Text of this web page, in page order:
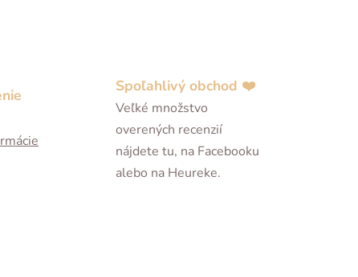
Spoľahlivý obchod ❤️
Veľké množstvo
overených recenzií
nájdete tu, na Facebooku
alebo na Heureke.